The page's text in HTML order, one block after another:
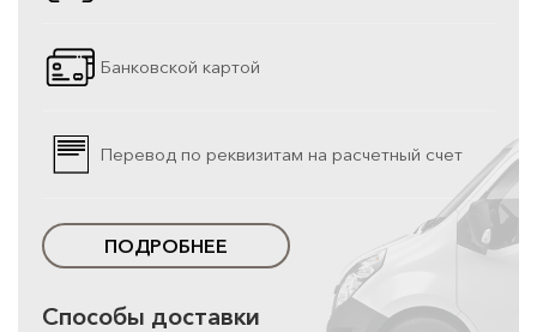
Банковской картой
Перевод по реквизитам на расчетный счет
ПОДРОБНЕЕ
Способы доставки